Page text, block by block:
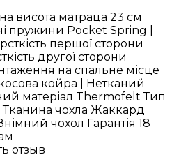
висота матраца 23 см
пружини Pocket Spring |
першої сторони
другої сторони
на спальне місце
койра | Нетканий
матеріал Thermofelt Тип
чохла Жаккард
чохол Гарантія 18
отзыв